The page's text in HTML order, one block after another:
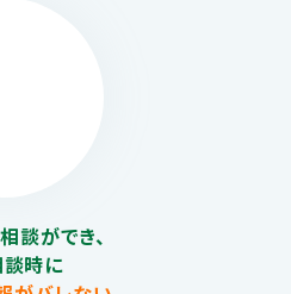
談ができ、
時に